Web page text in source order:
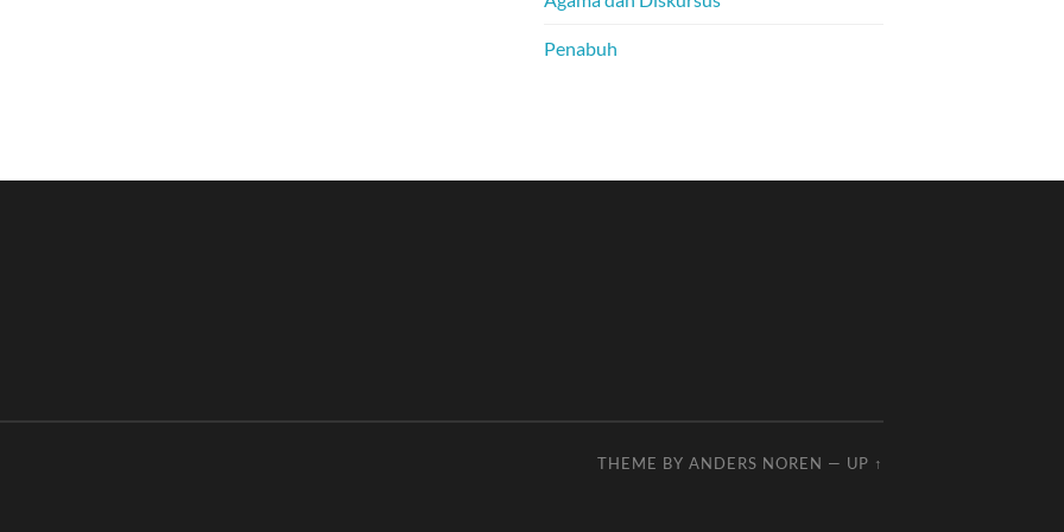
Penabuh
THEME BY ANDERS NOREN — UP ↑